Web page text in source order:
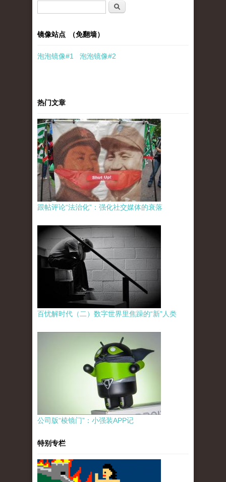
搜索
镜像站点 （免翻墙）
泡泡镜像#1 泡泡镜像#2
热门文章
跟帖评论“法治化”：强化社交媒体的衰落
百忧解时代（二）数字世界里焦躁的“新”人类
公司版“棱镜门”：小强装APP记
特别专栏